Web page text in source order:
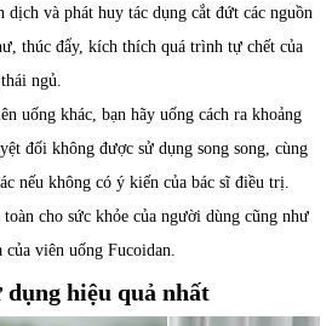
dịch và phát huy tác dụng cắt đứt các nguồn
thúc đẩy, kích thích quá trình tự chết của
ngủ.
uống khác, bạn hãy uống cách ra khoảng
đối không được sử dụng song song, cùng
nếu không có ý kiến của bác sĩ điều trị.
cho sức khỏe của người dùng cũng như
viên uống Fucoidan.
dụng hiệu quả nhất